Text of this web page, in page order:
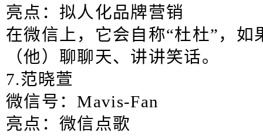
亮点：拟人化品牌营销
在微信上，它会自称“杜杜”，
（他）聊聊天、讲讲笑话。
7.范晓萱
微信号：Mavis-Fan
亮点：微信点歌